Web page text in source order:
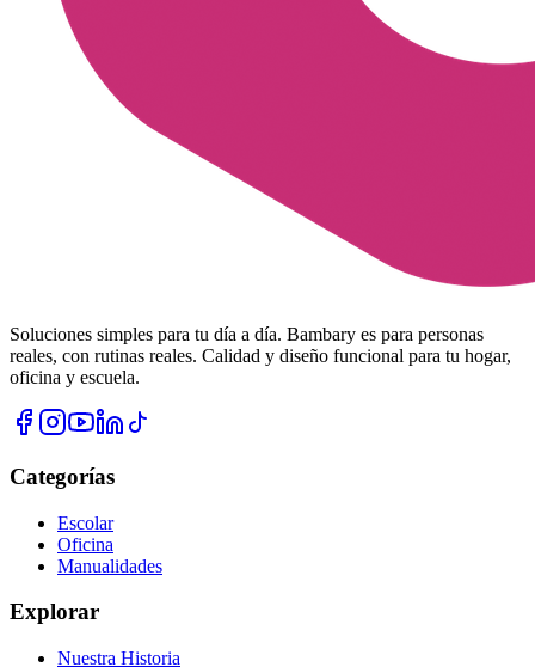
Soluciones simples para tu día a día. Bambary es para personas
reales, con rutinas reales. Calidad y diseño funcional para tu hogar,
oficina y escuela.
Categorías
Escolar
Oficina
Manualidades
Explorar
Nuestra Historia